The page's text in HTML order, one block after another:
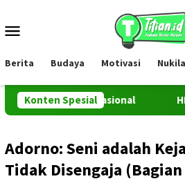
konten
Berita Budaya Motivasi
Konten Spesial
Internasional
Adorno: Seni adalah
Tidak Disengaja (Bagian